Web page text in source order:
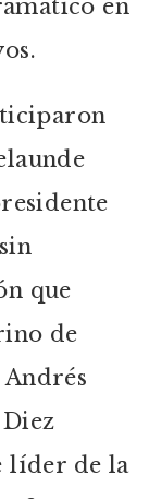
en
que
de
líder de la